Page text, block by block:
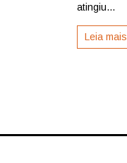
atingiu...
Leia mais